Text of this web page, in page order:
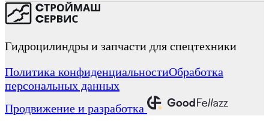
Гидроцилиндры и запчасти для спецтехники
Политика конфиденциальностиОбработка
персональных данных
Продвижение и разработка